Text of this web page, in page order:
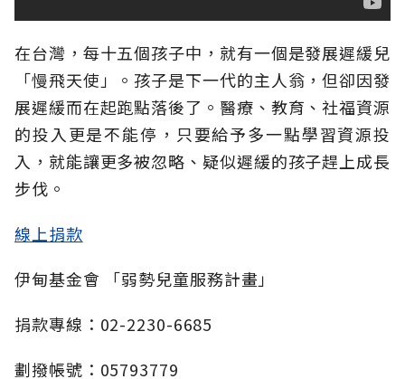
在台灣，每十五個孩子中，就有一個是發展遲緩兒
「慢飛天使」。孩子是下一代的主人翁，但卻因發
展遲緩而在起跑點落後了。醫療、教育、社福資源
的投入更是不能停，只要給予多一點學習資源投
入，就能讓更多被忽略、疑似遲緩的孩子趕上成長
步伐。
線上捐款
伊甸基金會 「弱勢兒童服務計畫」
捐款專線：02-2230-6685
劃撥帳號：05793779